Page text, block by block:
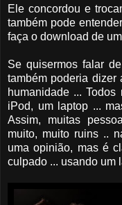
Ele concordou e
também pode
faça o download de
Se quisermos falar
também poderia dizer
humanidade ...
iPod, um laptop ...
Assim, muitas
muito, muito ruins ..
uma opinião, mas é
culpado ... usando um